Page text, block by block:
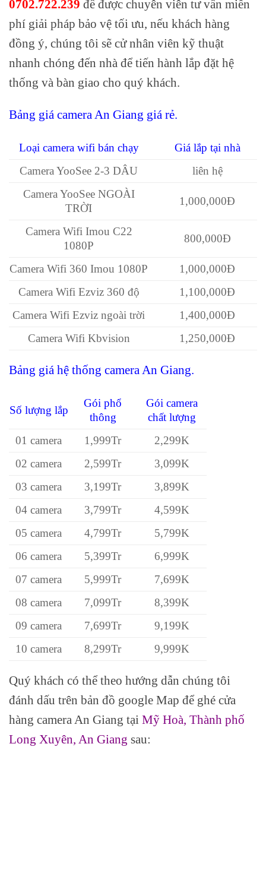
0702.722.239 để được chuyên viên tư vấn miễn
phí giải pháp bảo vệ tối ưu, nếu khách hàng
đồng ý, chúng tôi sẽ cử nhân viên kỹ thuật
nhanh chóng đến nhà để tiến hành lắp đặt hệ
thống và bàn giao cho quý khách.
Bảng giá camera An Giang giá rẻ.
Loại camera wifi bán chạy
Giá lắp tại nhà
Camera YooSee 2-3 DÂU
liên hệ
Camera YooSee NGOÀI
TRỜI
1,000,000Đ
Camera Wifi Imou C22
1080P
800,000Đ
Camera Wifi 360 Imou 1080P
1,000,000Đ
Camera Wifi Ezviz 360 độ
1,100,000Đ
Camera Wifi Ezviz ngoài trời
1,400,000Đ
Camera Wifi Kbvision
1,250,000Đ
Bảng giá hệ thống camera An Giang.
Số lượng lắp
Gói phổ
thông
Gói camera
chất lượng
01 camera
1,999Tr
2,299K
02 camera
2,599Tr
3,099K
03 camera
3,199Tr
3,899K
04 camera
3,799Tr
4,599K
05 camera
4,799Tr
5,799K
06 camera
5,399Tr
6,999K
07 camera
5,999Tr
7,699K
08 camera
7,099Tr
8,399K
09 camera
7,699Tr
9,199K
10 camera
8,299Tr 9,999K
Quý khách có thể theo hướng dẫn chúng tôi
đánh dấu trên bản đồ google Map để ghé cửa
hàng camera An Giang tại Mỹ Hoà, Thành phố
Long Xuyên, An Giang sau: